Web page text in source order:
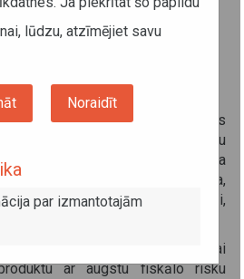
reģistrēšana
sistēmā
par nacionālās sistēmas
riska preču autopārvadājumu
Elektroniskās monitoringa
no 2022. gada 1. jūlija,
decembrī stājās spēkā grozījumi,
Transport sistēmu izmanto, lai
ar augstu fiskālo risku
lūdzu, atzīmējiet savu
Noraidīt
par izmantotajām